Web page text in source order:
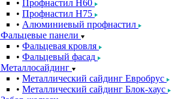
Профнастил Н60
Профнастил Н75
Алюминиевый профнастил
Фальцевые панели
Фальцевая кровля
Фальцевый фасад
Металлосайдинг
Металлический сайдинг Евробрус
Металлический сайдинг Блок-хаус